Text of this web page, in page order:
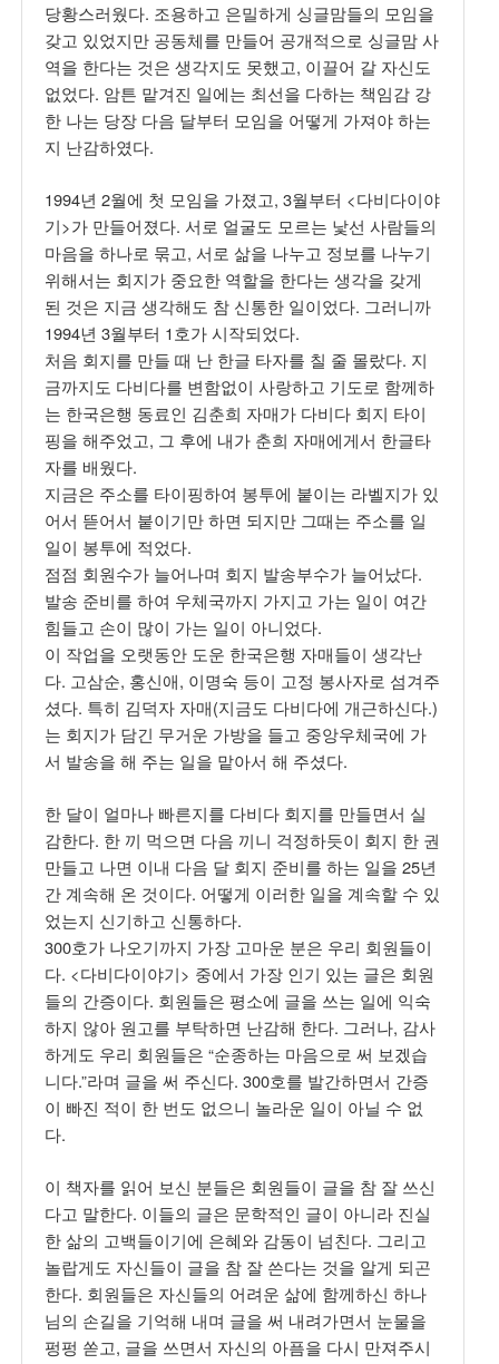
당황스러웠다. 조용하고 은밀하게 싱글맘들의 모임을
갖고 있었지만 공동체를 만들어 공개적으로 싱글맘 사
역을 한다는 것은 생각지도 못했고, 이끌어 갈 자신도
없었다. 암튼 맡겨진 일에는 최선을 다하는 책임감 강
한 나는 당장 다음 달부터 모임을 어떻게 가져야 하는
지 난감하였다.
1994년 2월에 첫 모임을 가졌고, 3월부터 <다비다이야
기>가 만들어졌다. 서로 얼굴도 모르는 낯선 사람들의
마음을 하나로 묶고, 서로 삶을 나누고 정보를 나누기
위해서는 회지가 중요한 역할을 한다는 생각을 갖게
된 것은 지금 생각해도 참 신통한 일이었다. 그러니까
1994년 3월부터 1호가 시작되었다.
처음 회지를 만들 때 난 한글 타자를 칠 줄 몰랐다. 지
금까지도 다비다를 변함없이 사랑하고 기도로 함께하
는 한국은행 동료인 김춘희 자매가 다비다 회지 타이
핑을 해주었고, 그 후에 내가 춘희 자매에게서 한글타
자를 배웠다.
지금은 주소를 타이핑하여 봉투에 붙이는 라벨지가 있
어서 뜯어서 붙이기만 하면 되지만 그때는 주소를 일
일이 봉투에 적었다.
점점 회원수가 늘어나며 회지 발송부수가 늘어났다.
발송 준비를 하여 우체국까지 가지고 가는 일이 여간
힘들고 손이 많이 가는 일이 아니었다.
이 작업을 오랫동안 도운 한국은행 자매들이 생각난
다. 고삼순, 홍신애, 이명숙 등이 고정 봉사자로 섬겨주
셨다. 특히 김덕자 자매(지금도 다비다에 개근하신다.)
는 회지가 담긴 무거운 가방을 들고 중앙우체국에 가
서 발송을 해 주는 일을 맡아서 해 주셨다.
한 달이 얼마나 빠른지를 다비다 회지를 만들면서 실
감한다. 한 끼 먹으면 다음 끼니 걱정하듯이 회지 한 권
만들고 나면 이내 다음 달 회지 준비를 하는 일을 25년
간 계속해 온 것이다. 어떻게 이러한 일을 계속할 수 있
었는지 신기하고 신통하다.
300호가 나오기까지 가장 고마운 분은 우리 회원들이
다. <다비다이야기> 중에서 가장 인기 있는 글은 회원
들의 간증이다. 회원들은 평소에 글을 쓰는 일에 익숙
하지 않아 원고를 부탁하면 난감해 한다. 그러나, 감사
하게도 우리 회원들은 “순종하는 마음으로 써 보겠습
니다.”라며 글을 써 주신다. 300호를 발간하면서 간증
이 빠진 적이 한 번도 없으니 놀라운 일이 아닐 수 없
다.
이 책자를 읽어 보신 분들은 회원들이 글을 참 잘 쓰신
다고 말한다. 이들의 글은 문학적인 글이 아니라 진실
한 삶의 고백들이기에 은혜와 감동이 넘친다. 그리고
놀랍게도 자신들이 글을 참 잘 쓴다는 것을 알게 되곤
한다. 회원들은 자신들의 어려운 삶에 함께하신 하나
님의 손길을 기억해 내며 글을 써 내려가면서 눈물을
펑펑 쏟고, 글을 쓰면서 자신의 아픔을 다시 만져주시